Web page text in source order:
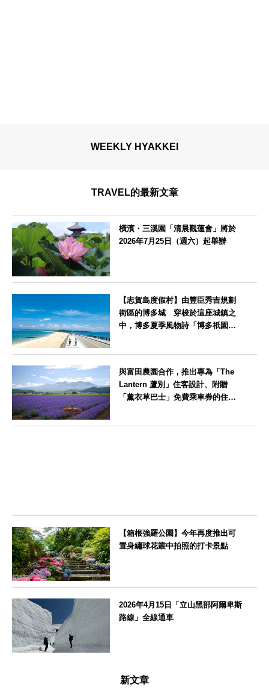
WEEKLY HYAKKEI
TRAVEL的最新文章
橫濱・三溪園「清晨觀蓮會」將於
2026年7月25日（週六）起舉辦
【志賀島度假村】由豐臣秀吉規劃
街區的博多城 穿梭於這座城鎮之
中，博多夏季風物詩「博多祇園山
與富田農園合作，推出專為「The
Lantern 蘆別」住客設計、附贈
「薰衣草巴士」免費乘車券的住宿
【箱根強羅公園】今年再度推出可
置身繡球花叢中拍照的打卡景點
2026年4月15日「立山黑部阿爾卑斯
路線」全線通車
新文章